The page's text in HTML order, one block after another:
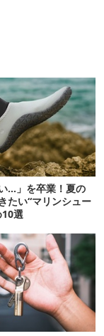
…」を卒業！夏の
たい“マリンシュー
10選